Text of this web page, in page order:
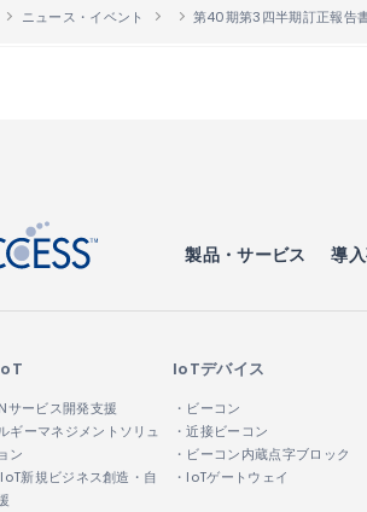
ニュース・イベント 第40期第3四半期訂正報告
製品・サービス 導
サービス開発支援
ギーマネジメントソリュ
ン
IoT新規ビジネス創造・自
IoTデバイス
・ビーコン
・近接ビーコン
・ビーコン内蔵点字ブロック
・IoTゲートウェイ